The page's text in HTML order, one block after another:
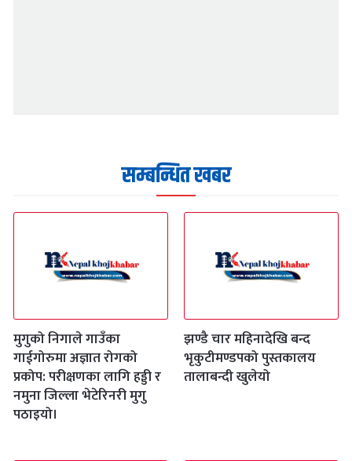
सम्बन्धित खबर
मुगुको निगाले गाउँका
गाईगोरुमा अज्ञात रोगको
प्रकोप: परीक्षणका लागि हड्डी र
नमुना जिल्ला भेटेरिनरी मुगु
पठाइयो।
झण्डै चार महिनादेखि बन्द
भृकुटीमण्डपको पुस्तकालय
तालाबन्दी खुलेयो